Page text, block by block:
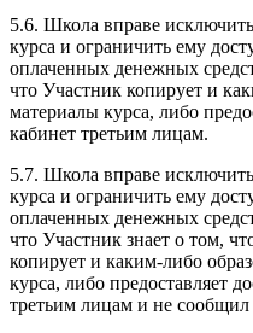
5.6. Школа вправе
курса и ограничить ему
оплаченных денежных
что Участник копирует и
материалы курса, либо
кабинет третьим лицам.
5.7. Школа вправе
курса и ограничить ему
оплаченных денежных
что Участник знает о том,
копирует и каким-либо
курса, либо предоставляет
третьим лицам и не